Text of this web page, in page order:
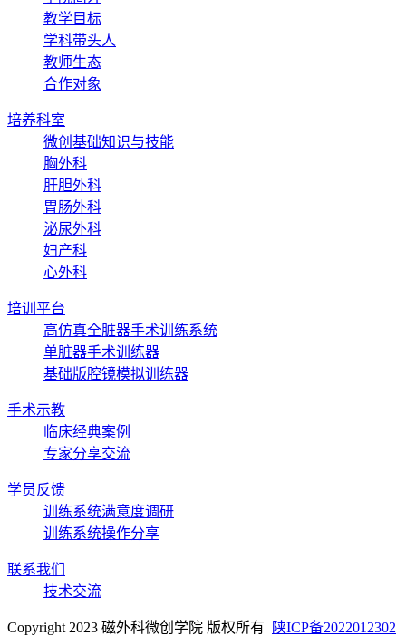
教学目标
学科带头人
教师生态
合作对象
培养科室
微创基础知识与技能
胸外科
肝胆外科
胃肠外科
泌尿外科
妇产科
心外科
培训平台
高仿真全脏器手术训练系统
单脏器手术训练器
基础版腔镜模拟训练器
手术示教
临床经典案例
专家分享交流
学员反馈
训练系统满意度调研
训练系统操作分享
联系我们
技术交流
Copyright 2023 磁外科微创学院 版权所有 陕ICP备2022012302